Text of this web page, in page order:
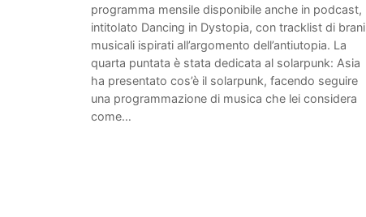
programma mensile disponibile anche in podcast,
intitolato Dancing in Dystopia, con tracklist di brani
musicali ispirati all’argomento dell’antiutopia. La
quarta puntata è stata dedicata al solarpunk: Asia
ha presentato cos’è il solarpunk, facendo seguire
una programmazione di musica che lei considera
come…